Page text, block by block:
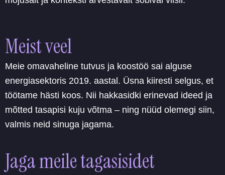
Meist veel
Meie omavaheline tutvus ja koostöö sai alguse
energiasektoris 2019. aastal. Üsna kiiresti selgus, et
töötame hästi koos. Nii hakkasidki erinevad ideed ja
mõtted tasapisi kuju võtma – ning nüüd olemegi siin,
valmis neid sinuga jagama.
Jaga meile tagasisidet